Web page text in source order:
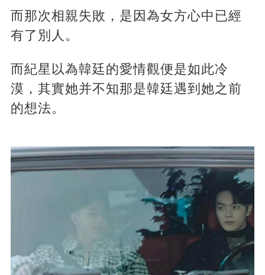
而那次相親失敗，是因為女方心中已經
有了別人。
而紀星以為韓廷的愛情觀便是如此冷
漠，其實她并不知那是韓廷遇到她之前
的想法。